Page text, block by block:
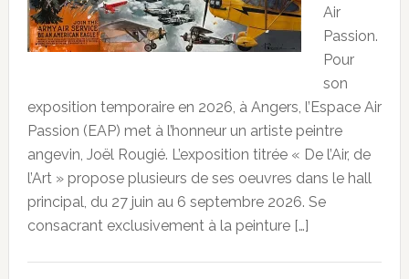
Air
Passion.
Pour
son
exposition temporaire en 2026, à Angers, l’Espace Air
Passion (EAP) met à l’honneur un artiste peintre
angevin, Joël Rougié. L’exposition titrée « De l’Air, de
l’Art » propose plusieurs de ses oeuvres dans le hall
principal, du 27 juin au 6 septembre 2026. Se
consacrant exclusivement à la peinture […]